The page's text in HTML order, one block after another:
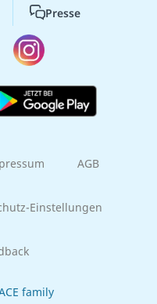
Presse
AGB
Einstellungen
family